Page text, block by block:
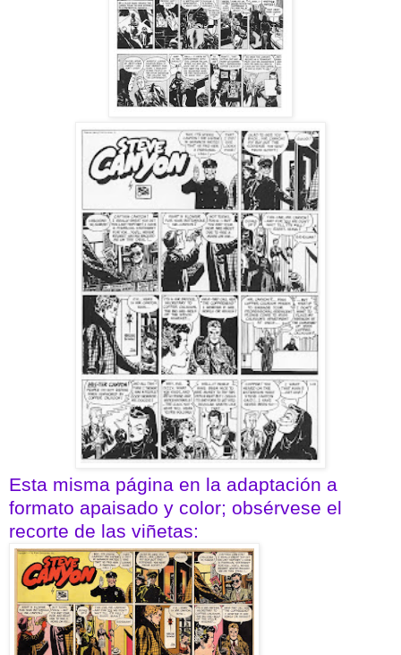
Esta misma página en la adaptación a
formato apaisado y color; obsérvese el
recorte de las viñetas: